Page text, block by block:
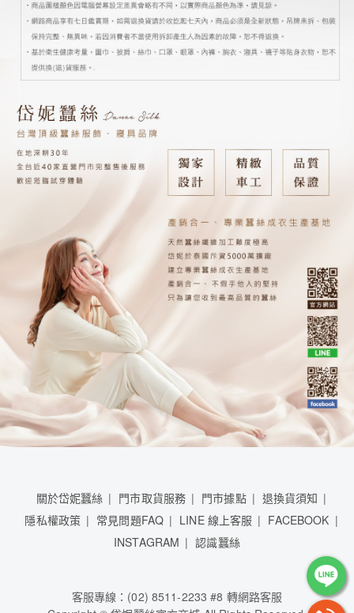
關於岱妮蠶絲 門市取貨服務 門市據點
退換貨須知
隱私權政策
常見問題FAQ LINE 線上客服
FACEBOOK
INSTAGRAM
認識蠶絲
客服專線：(02) 8511-2233 #8 轉網路客服